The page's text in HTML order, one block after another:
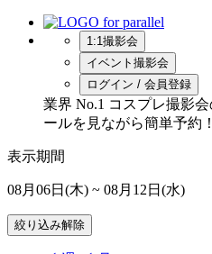
1:1撮影会
イベント撮影会
ログイン / 会員登録
業界 No.1 コスプレ撮影会
ールを見ながら簡単予約
表示期間
08月06日(木) ~ 08月12日(水)